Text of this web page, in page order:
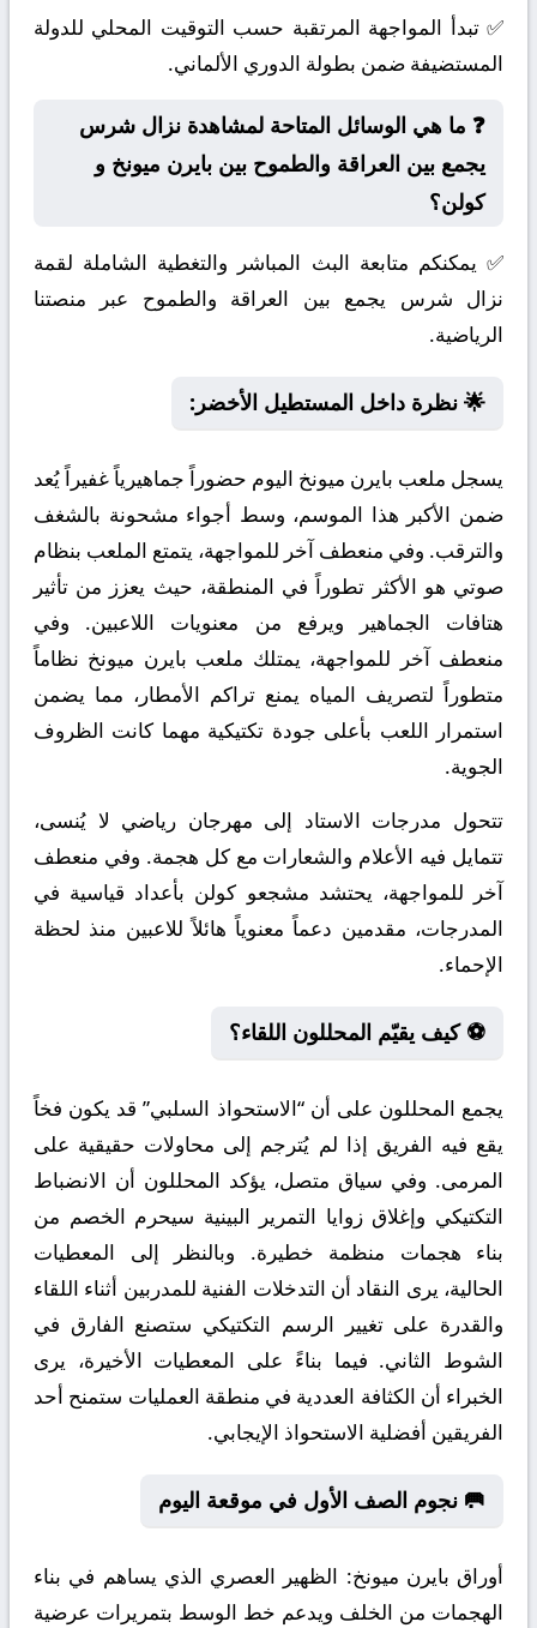
✅ تبدأ المواجهة المرتقبة حسب التوقيت المحلي للدولة
المستضيفة ضمن بطولة الدوري الألماني.
❓ ما هي الوسائل المتاحة لمشاهدة نزال شرس
يجمع بين العراقة والطموح بين بايرن ميونخ و
كولن؟
✅ يمكنكم متابعة البث المباشر والتغطية الشاملة لقمة
نزال شرس يجمع بين العراقة والطموح عبر منصتنا
الرياضية.
🌟 نظرة داخل المستطيل الأخضر:
يسجل ملعب بايرن ميونخ اليوم حضوراً جماهيرياً غفيراً يُعد
ضمن الأكبر هذا الموسم، وسط أجواء مشحونة بالشغف
والترقب. وفي منعطف آخر للمواجهة، يتمتع الملعب بنظام
صوتي هو الأكثر تطوراً في المنطقة، حيث يعزز من تأثير
هتافات الجماهير ويرفع من معنويات اللاعبين. وفي
منعطف آخر للمواجهة، يمتلك ملعب بايرن ميونخ نظاماً
متطوراً لتصريف المياه يمنع تراكم الأمطار، مما يضمن
استمرار اللعب بأعلى جودة تكتيكية مهما كانت الظروف
الجوية.
تتحول مدرجات الاستاد إلى مهرجان رياضي لا يُنسى،
تتمايل فيه الأعلام والشعارات مع كل هجمة. وفي منعطف
آخر للمواجهة، يحتشد مشجعو كولن بأعداد قياسية في
المدرجات، مقدمين دعماً معنوياً هائلاً للاعبين منذ لحظة
الإحماء.
⚽ كيف يقيّم المحللون اللقاء؟
يجمع المحللون على أن “الاستحواذ السلبي” قد يكون فخاً
يقع فيه الفريق إذا لم يُترجم إلى محاولات حقيقية على
المرمى. وفي سياق متصل، يؤكد المحللون أن الانضباط
التكتيكي وإغلاق زوايا التمرير البينية سيحرم الخصم من
بناء هجمات منظمة خطيرة. وبالنظر إلى المعطيات
الحالية، يرى النقاد أن التدخلات الفنية للمدربين أثناء اللقاء
والقدرة على تغيير الرسم التكتيكي ستصنع الفارق في
الشوط الثاني. فيما بناءً على المعطيات الأخيرة، يرى
الخبراء أن الكثافة العددية في منطقة العمليات ستمنح أحد
الفريقين أفضلية الاستحواذ الإيجابي.
🥅 نجوم الصف الأول في موقعة اليوم
أوراق بايرن ميونخ: الظهير العصري الذي يساهم في بناء
الهجمات من الخلف ويدعم خط الوسط بتمريرات عرضية